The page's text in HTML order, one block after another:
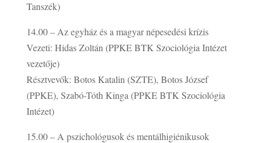
Tanszék)
14.00 – Az egyház és a magyar népesedési krízis
Vezeti: Hidas Zoltán (PPKE BTK Szociológia Intézet
vezetője)
Résztvevők: Botos Katalin (SZTE), Botos József
(PPKE), Szabó-Tóth Kinga (PPKE BTK Szociológia
Intézet)
15.00 – A pszichológusok és mentálhigiénikusok